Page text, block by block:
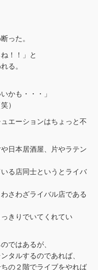
った。
！！」と
る。
かも・・・」
）
エーションはちょっと不
日本居酒屋、片やラテン
る店同士というとライバ
さわざライバル店である
きりでいてくれてい
ではあるが、
タルするのであれば、
の２階でライブをやれば